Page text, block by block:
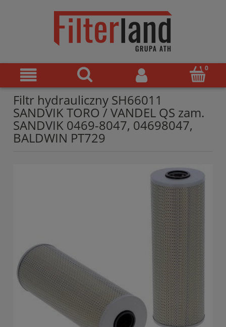
Filtr hydrauliczny SH66011
SANDVIK TORO / VANDEL QS zam.
SANDVIK 0469-8047, 04698047,
BALDWIN PT729